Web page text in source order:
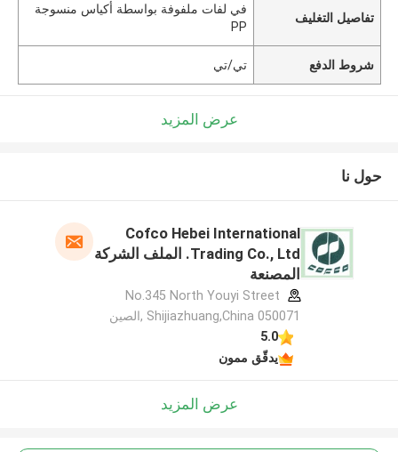
تفاصيل التغليف
في لفات ملفوفة بواسطة أكياس منسوجة
PP
شروط الدفع تي/تي
عرض المزيد
حول نا
Cofco Hebei International
Trading Co., Ltd. الملف الشركة
المصنعة
No.345 North Youyi Street
Shijiazhuang,China 050071 ,الصين
5.0
يدقّق ممون
عرض المزيد